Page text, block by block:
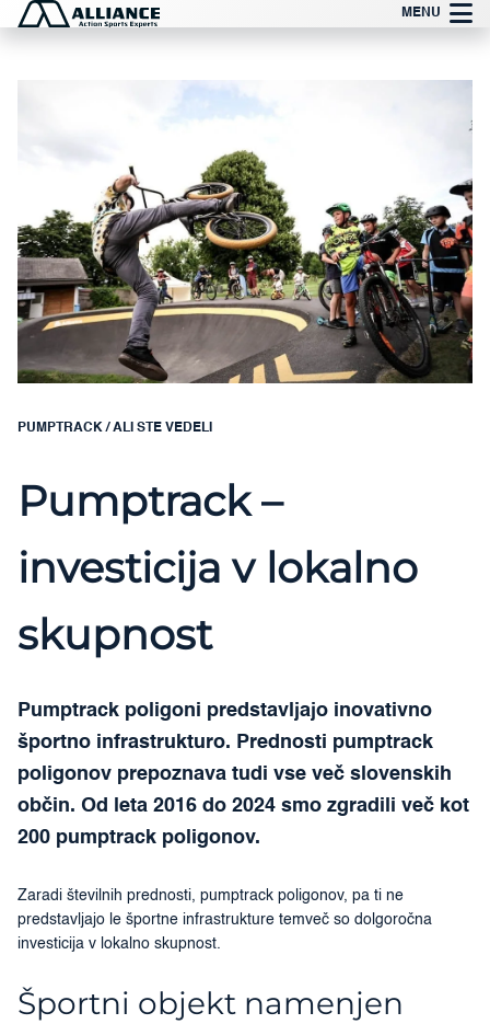
Preskoči
MENU
PUMPTRACK/ALI STE VEDELI
Pumptrack –
investicija v lokalno
skupnost
Pumptrack poligoni predstavljajo inovativno
športno infrastrukturo. Prednosti pumptrack
poligonov prepoznava tudi vse več slovenskih
občin. Od leta 2016 do 2024 smo zgradili več kot
200 pumptrack poligonov.
Zaradi številnih prednosti, pumptrack poligonov, pa ti ne
predstavljajo le športne infrastrukture temveč so dolgoročna
investicija v lokalno skupnost.
Športni objekt namenjen